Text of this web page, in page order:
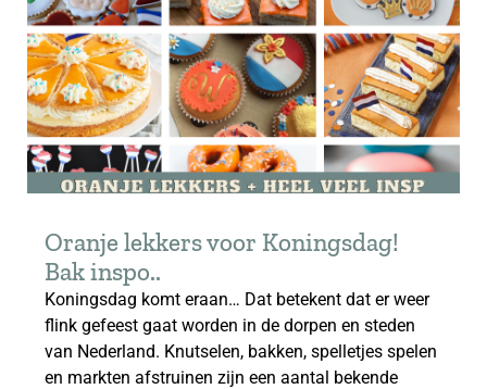
Oranje lekkers voor Koningsdag!
Bak inspo..
Koningsdag komt eraan… Dat betekent dat er weer
flink gefeest gaat worden in de dorpen en steden
van Nederland. Knutselen, bakken, spelletjes spelen
en markten afstruinen zijn een aantal bekende